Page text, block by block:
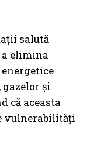
salută
elimina
și
că aceasta
vulnerabilități